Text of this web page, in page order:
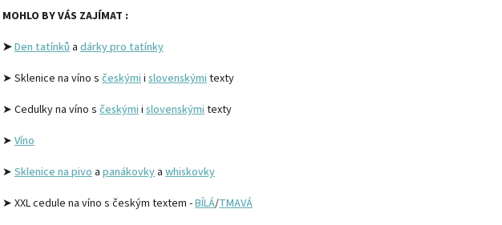
MOHLO BY VÁS ZAJÍMAT :
➤Den tatínků a dárky pro tatínky
➤ Sklenice na víno s českými i slovenskými texty
➤ Cedulky na víno s českými i slovenskými texty
➤ Víno
➤ Sklenice na pivo a panákovky a whiskovky
➤ XXL cedule na víno s českým textem -BÍLÁ/TMAVÁ